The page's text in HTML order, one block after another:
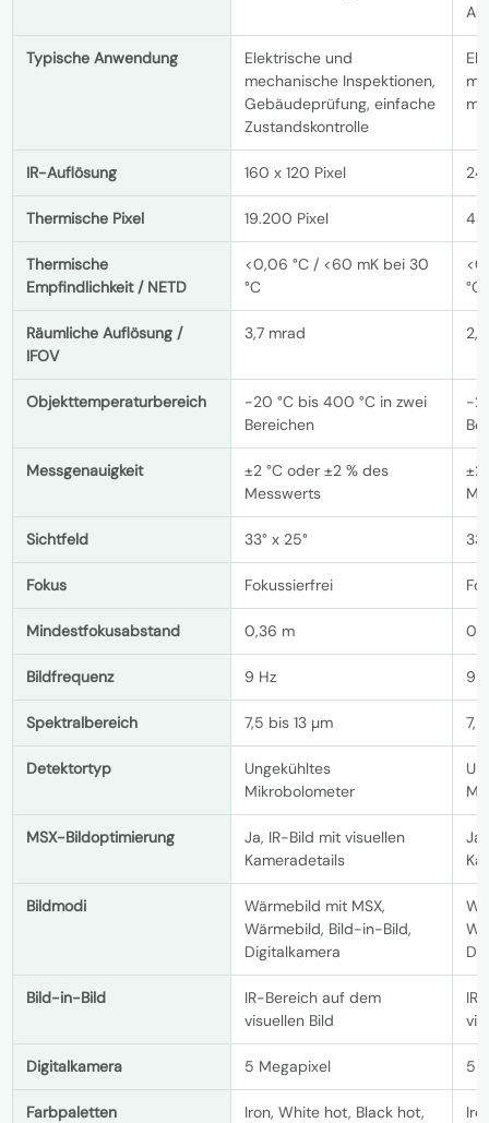
Typische Anwendung
Elektrische und
mechanische Inspektionen,
Gebäudeprüfung, einfache
Zustandskontrolle
IR-Auflösung 160 x 120 Pixel
Thermische Pixel 19.200 Pixel
Thermische
Empfindlichkeit / NETD
<0,06 °C / <60 mK bei 30
°C
°C
Räumliche Auflösung /
IFOV
3,7 mrad
Objekttemperaturbereich
-20 °C bis 400 °C in zwei
Bereichen
-
Messgenauigkeit
±2 °C oder ±2 % des
Messwerts
±2
Sichtfeld 33° x 25°
Fokus Fokussierfrei
Mindestfokusabstand 0,36 m
Bildfrequenz 9 Hz 9
Spektralbereich 7,5 bis 13 µm
Detektortyp
Ungekühltes
Mikrobolometer
MSX-Bildoptimierung
Ja, IR-Bild mit visuellen
Kameradetails
Bildmodi
Wärmebild mit MSX,
Wärmebild, Bild-in-Bild,
Digitalkamera
Bild-in-Bild
IR-Bereich auf dem
visuellen Bild
Digitalkamera 5 Megapixel 5
Farbpaletten
Iron, White hot, Black hot,